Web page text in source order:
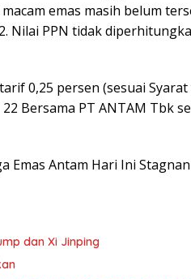
emas masih belum
Nilai PPN tidak
0,25 persen (sesuai
Bersama PT ANTAM Tbk
Emas Antam Hari Ini Stagnan
dan Xi Jinping